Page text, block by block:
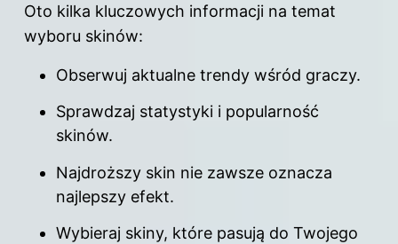
Oto kilka kluczowych informacji na temat
wyboru skinów:
Obserwuj aktualne trendy wśród graczy.
Sprawdzaj statystyki i popularność
skinów.
Najdroższy skin nie zawsze oznacza
najlepszy efekt.
Wybieraj skiny, które pasują do Twojego